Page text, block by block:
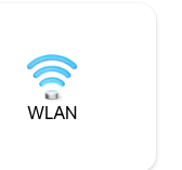
WLAN